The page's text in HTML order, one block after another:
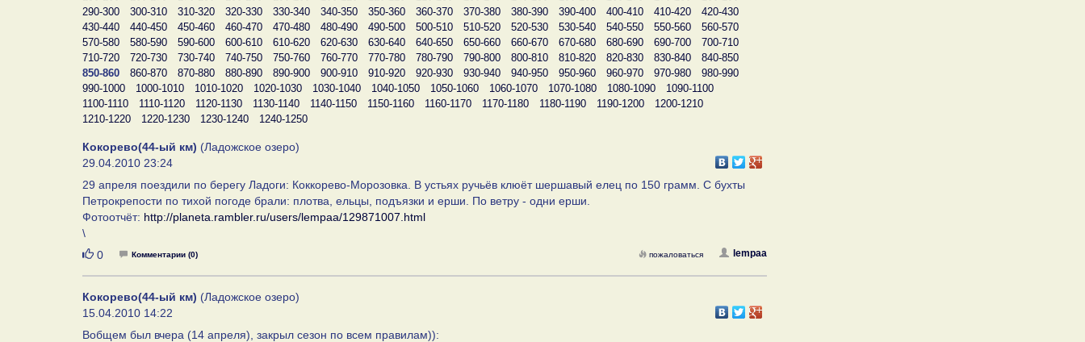
290-300
300-310 310-320 320-330 330-340 340-350 350-360 360-370 370-380 380-390 390-400 400-410 410-420
420-430
430-440
440-450 450-460 460-470 470-480 480-490 490-500 500-510 510-520 520-530 530-540 540-550 550-560
560-570
570-580
580-590 590-600 600-610 610-620 620-630 630-640 640-650 650-660 660-670 670-680 680-690 690-700
700-710
710-720
720-730 730-740 740-750 750-760 760-770 770-780 780-790 790-800 800-810 810-820 820-830 830-840
840-850
850-860
860-870 870-880 880-890 890-900 900-910 910-920 920-930 930-940 940-950 950-960 960-970 970-980
980-990
990-1000
1000-1010 1010-1020 1020-1030 1030-1040 1040-1050 1050-1060 1060-1070 1070-1080 1080-1090
1090-1100
1100-1110
1110-1120 1120-1130 1130-1140 1140-1150 1150-1160 1160-1170 1170-1180 1180-1190 1190-1200
1200-1210
1210-1220
1220-1230 1230-1240 1240-1250
Кокорево(44-ый км) (Ладожское озеро)
29.04.2010 23:24
29 апреля поездили по берегу Ладоги: Коккорево-Морозовка. В устьях ручьёв клюёт шершавый елец по 150 грамм. С бухты
Петрокрепости по тихой погоде брали: плотва, ельцы, подъязки и ерши. По ветру - одни ерши.
Фотоотчёт: http://planeta.rambler.ru/users/lempaa/129871007.html
\
Нравится
0 Комментарии (0) lempaa
пожаловаться
Кокорево(44-ый км) (Ладожское озеро)
15.04.2010 14:22
Вобщем был вчера (14 апреля), закрыл сезон по всем правилам)):